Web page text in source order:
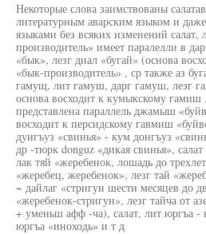
Некоторые слова заимствованы
литературным аварским языком и
языками без всяких изменений салат,
производитель» имеет паралелли в
«бык», лезг диал «бугай» (основа
«бык-производитель» , ср также аз
гамущ, лит гамуш, дарг гамуш, лезг
основа восходит к кумыкскому гамиш
представлена параллель джамыш
восходит к персидскому гавмиш
дунгъуз «свинья» - кум донгъуз
др -тюрк donguz «дикая свинья»,
лак тяй «жеребенок, лошадь до
«жеребец, жеребенок», лезг тай
~ дайлаг «стригун шести месяцев до
«жеребенок-стригун», лезг тайча от
+ уменьш афф -ча), салат, лит юргъа -
юргъа «иноходь» и т д